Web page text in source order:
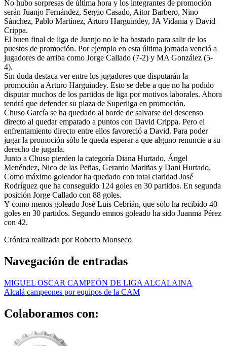
No hubo sorpresas de última hora y los integrantes de promoción
serán Juanjo Fernández, Sergio Casado, Aitor Barbero, Nino
Sánchez, Pablo Martínez, Arturo Harguindey, JA Vidania y David
Crippa.
El buen final de liga de Juanjo no le ha bastado para salir de los
puestos de promoción. Por ejemplo en esta última jornada venció a
jugadores de arriba como Jorge Callado (7-2) y MA González (5-
4).
Sin duda destaca ver entre los jugadores que disputarán la
promoción a Arturo Harguindey. Esto se debe a que no ha podido
disputar muchos de los partidos de liga por motivos laborales. Ahora
tendrá que defender su plaza de Superliga en promoción.
Chuso García se ha quedado al borde de salvarse del descenso
directo al quedar empatado a puntos con David Crippa. Pero el
enfrentamiento directo entre ellos favoreció a David. Para poder
jugar la promoción sólo le queda esperar a que alguno renuncie a su
derecho de jugarla.
Junto a Chuso pierden la categoría Diana Hurtado, Ángel
Menéndez, Nico de las Peñas, Gerardo Mariñas y Dani Hurtado.
Como máximo goleador ha quedado con total claridad José
Rodríguez que ha conseguido 124 goles en 30 partidos. En segunda
posición Jorge Callado con 88 goles.
Y como menos goleado José Luis Cebrián, que sólo ha recibido 40
goles en 30 partidos. Segundo emnos goleado ha sido Juanma Pérez
con 42.
Crónica realizada por Roberto Monseco
Navegación de entradas
MIGUEL OSCAR CAMPEÓN DE LIGA ALCALAINA
Alcalá campeones por equipos de la CAM
Colaboramos con: